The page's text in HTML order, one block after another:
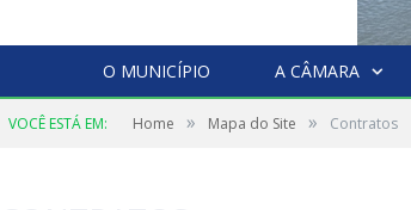
O MUNICÍPIO A CÂMARA
VOCÊ ESTÁ EM: Home » Mapa do Site » Contratos